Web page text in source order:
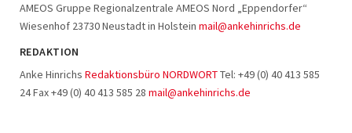
AMEOS Gruppe Regionalzentrale AMEOS Nord „Eppendorfer“
Wiesenhof 23730 Neustadt in Holstein mail@ankehinrichs.de
REDAKTION
Anke Hinrichs Redaktionsbüro NORDWORTTel: +49 (0) 40 413 585
24 Fax +49 (0) 40 413 585 28 mail@ankehinrichs.de